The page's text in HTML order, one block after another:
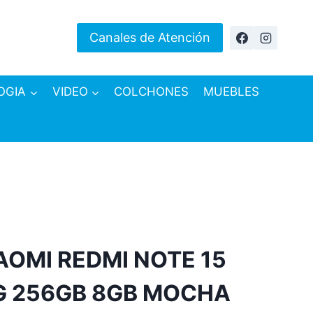
Canales de Atención
VIDEO COLCHONES MUEBLES
REDMI NOTE 15
256GB 8GB MOCHA